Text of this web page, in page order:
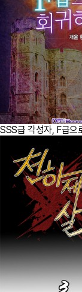
SSS급 각성자, F급으